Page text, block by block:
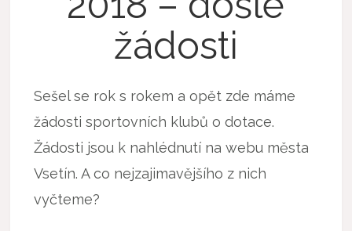
žádosti
Sešel se rok s rokem a opět zde máme
žádosti sportovních klubů o dotace.
Žádosti jsou k nahlédnutí na webu města
Vsetín. A co nejzajimavějšího z nich
vyčteme?